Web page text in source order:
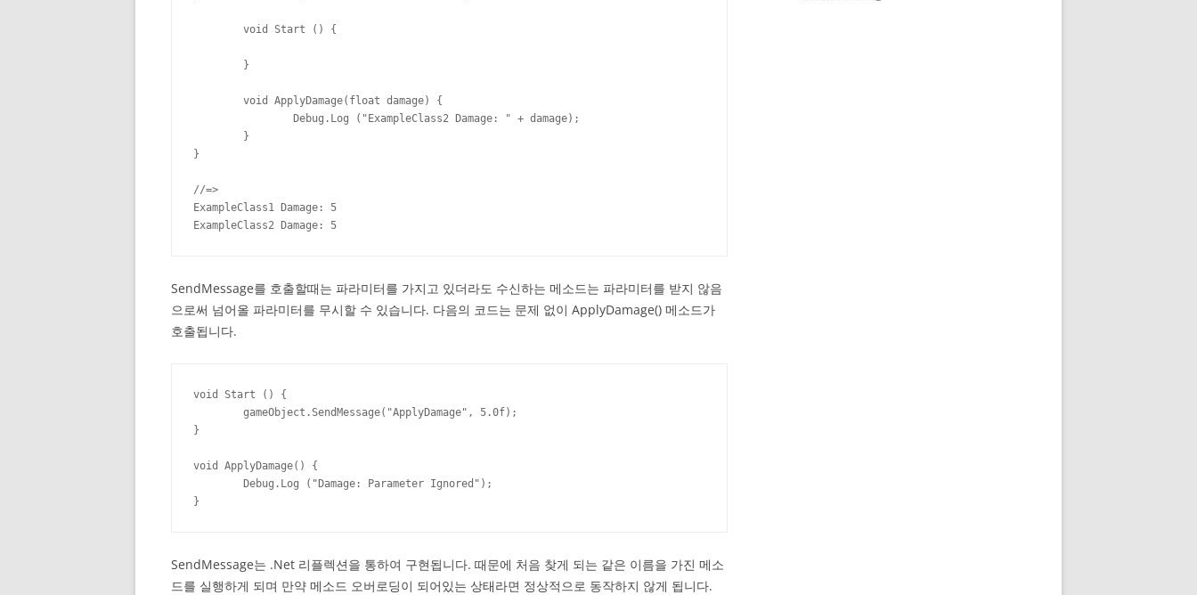
}
//=>
ExampleClass1 Damage: 5
ExampleClass2 Damage: 5
SendMessage를 호출할때는 파라미터를 가지고 있더라도 수신하는 메소드는 파라미터를 받지 않음
으로써 넘어올 파라미터를 무시할 수 있습니다. 다음의 코드는 문제 없이 ApplyDamage() 메소드가
호출됩니다.
void Start () {
}
void ApplyDamage() {
}
SendMessage는 .Net 리플렉션을 통하여 구현됩니다. 때문에 처음 찾게 되는 같은 이름을 가진 메소
드를 실행하게 되며 만약 메소드 오버로딩이 되어있는 상태라면 정상적으로 동작하지 않게 됩니다.